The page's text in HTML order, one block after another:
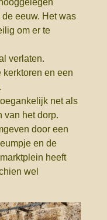
eeuw. Het was
om er te
verlaten.
kerktoren en een
net als
van het dorp.
door een
en de
heeft
wel